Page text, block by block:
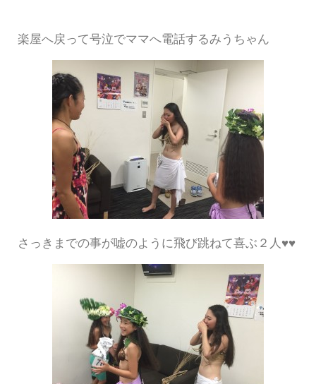
楽屋へ戻って号泣でママへ電話するみうちゃん
さっきまでの事が嘘のように飛び跳ねて喜ぶ２人♥♥